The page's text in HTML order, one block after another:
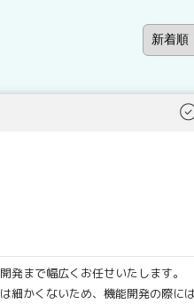
まで幅広くお任せいたします。
ないため、機能開発の際には